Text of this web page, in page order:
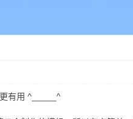
有用 ^_____^